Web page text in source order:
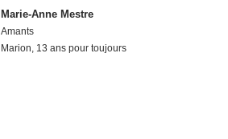
Marie-Anne Mestre
Amants
Marion, 13 ans pour toujours